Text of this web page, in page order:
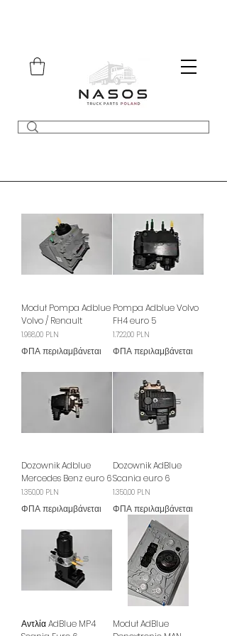
Moduł Pompa Adblue
Volvo / Renault
Τιμή
1.968,00 PLN
ΦΠΑ περιλαμβάνεται
Pompa Adblue Volvo
FH4 euro 5
Τιμή
1.722,00 PLN
ΦΠΑ περιλαμβάνεται
Dozownik Adblue
Mercedes Benz euro 6
Τιμή
1.350,00 PLN
ΦΠΑ περιλαμβάνεται
Dozownik AdBlue
Scania euro 6
Τιμή
1.350,00 PLN
ΦΠΑ περιλαμβάνεται
Αντλία AdBlue MP4
Moduł AdBlue